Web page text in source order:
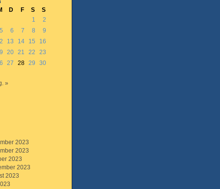
D F S
S
1
2
5 6 7 8
9
13 14 15
16
20 21 22
23
27 28 29
30
»
2023
2023
2023
2023
2023